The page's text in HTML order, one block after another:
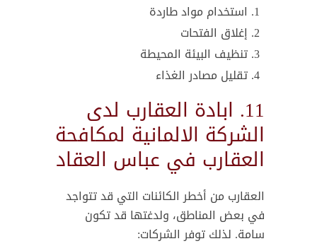
استخدام مواد طاردة
إغلاق الفتحات
تنظيف البيئة المحيطة
تقليل مصادر الغذاء
11. ابادة العقارب لدى
الشركة الالمانية لمكافحة
العقارب في عباس العقاد
العقارب من أخطر الكائنات التي قد تتواجد
في بعض المناطق، ولدغتها قد تكون
سامة. لذلك توفر الشركات: